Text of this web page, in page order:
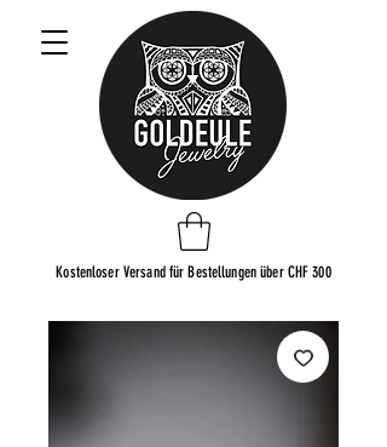
Kostenloser Versand für Bestellungen über CHF 300